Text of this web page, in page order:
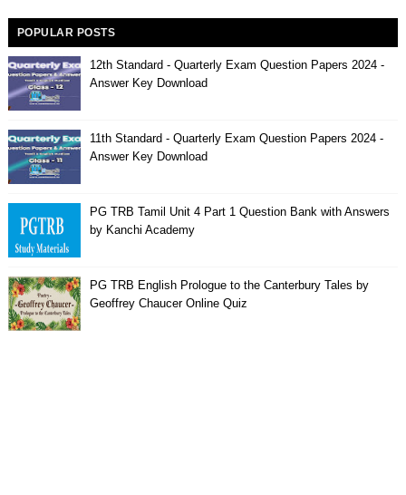
POPULAR POSTS
12th Standard - Quarterly Exam Question Papers 2024 -
Answer Key Download
11th Standard - Quarterly Exam Question Papers 2024 -
Answer Key Download
PG TRB Tamil Unit 4 Part 1 Question Bank with Answers
by Kanchi Academy
PG TRB English Prologue to the Canterbury Tales by
Geoffrey Chaucer Online Quiz